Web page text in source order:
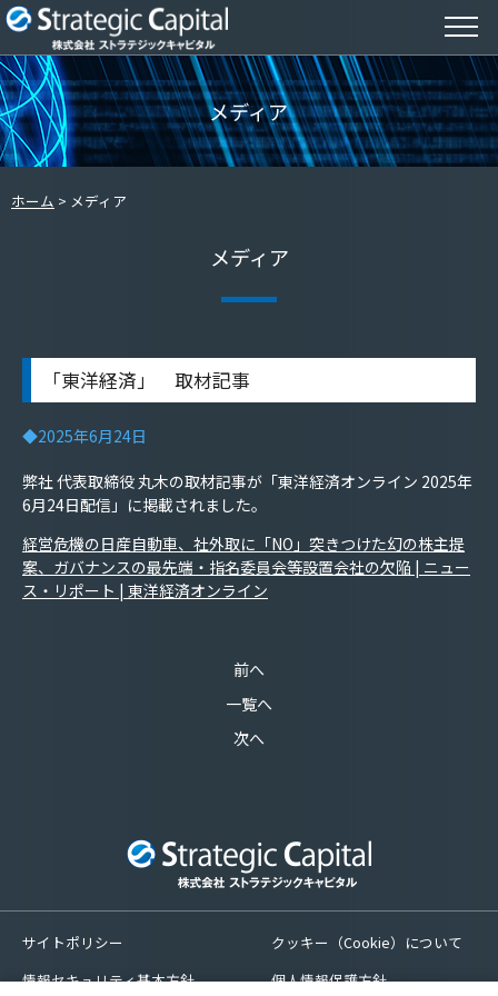
メディア
ホーム メディア
メディア
「東洋経済」 取材記事
◆2025年6月24日
弊社 代表取締役 丸木の取材記事が「東洋経済オンライン 2025年
6月24日配信」に掲載されました。
経営危機の日産自動車、社外取に「NO」突きつけた幻の株主提
案、ガバナンスの最先端・指名委員会等設置会社の欠陥 | ニュー
ス・リポート | 東洋経済オンライン
前へ
一覧へ
次へ
サイトポリシー
クッキー（Cookie）について
情報セキュリティ基本方針
個人情報保護方針